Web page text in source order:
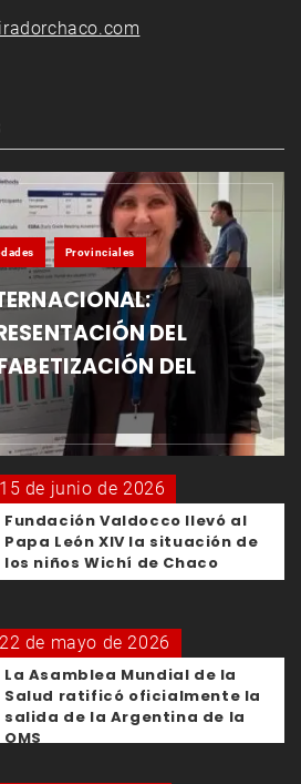
Provinciales
DEL
DEL
15 de junio de 2026
Fundación Valdocco llevó al
Papa León XIV la situación de
los niños Wichí de Chaco
22 de mayo de 2026
La Asamblea Mundial de la
Salud ratificó oficialmente la
salida de la Argentina de la
OMS